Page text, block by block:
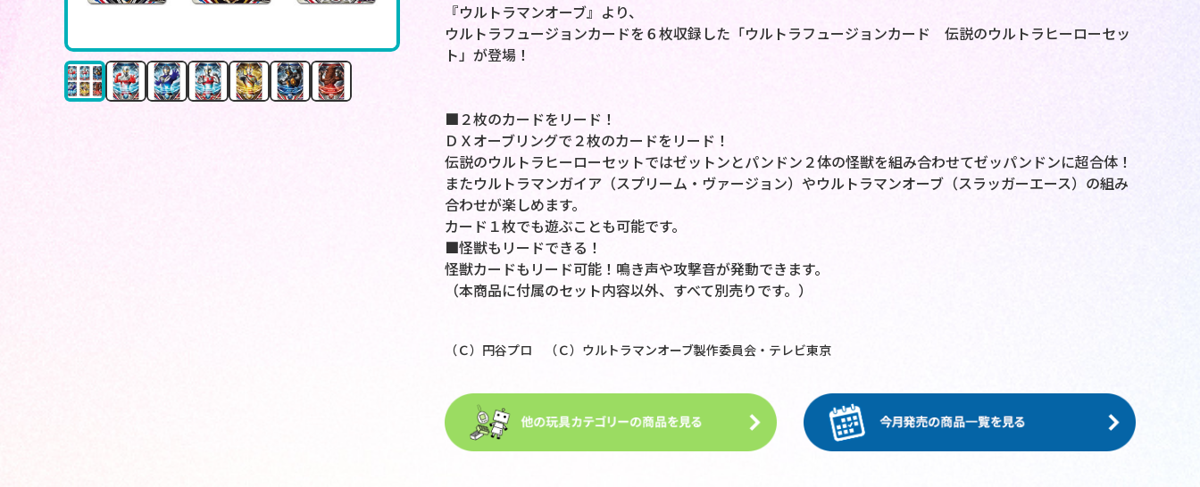
『ウルトラマンオーブ』より、
ウルトラフュージョンカードを６枚収録した「ウルトラフュージョンカード 伝説のウルトラヒーローセッ
ト」が登場！
■２枚のカードをリード！
ＤＸオーブリングで２枚のカードをリード！
伝説のウルトラヒーローセットではゼットンとパンドン２体の怪獣を組み合わせてゼッパンドンに超合体！
またウルトラマンガイア（スプリーム・ヴァージョン）やウルトラマンオーブ（スラッガーエース）の組み
合わせが楽しめます。
カード１枚でも遊ぶことも可能です。
■怪獣もリードできる！
怪獣カードもリード可能！鳴き声や攻撃音が発動できます。
（本商品に付属のセット内容以外、すべて別売りです。）
（Ｃ）円谷プロ （Ｃ）ウルトラマンオーブ製作委員会・テレビ東京